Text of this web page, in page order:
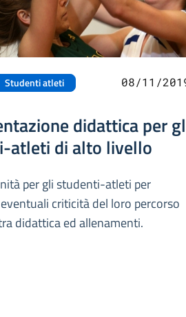
Studenti atleti 08/11/
didattica per
atleti di alto livello
per gli studenti-atleti per
criticità del loro percorso
didattica ed allenamenti.